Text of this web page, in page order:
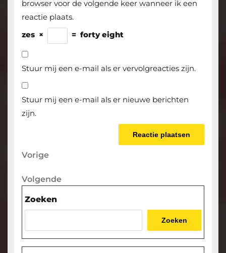
browser voor de volgende keer wanneer ik een
reactie plaats.
zes × = forty eight
Stuur mij een e-mail als er vervolgreacties zijn.
Stuur mij een e-mail als er nieuwe berichten
zijn.
Berichtnavigatie
Vorige
Vorige
Volgende
Volgende
Zoeken
Zoeken